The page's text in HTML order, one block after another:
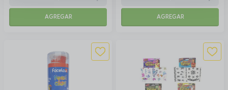
AGREGAR AGREGAR